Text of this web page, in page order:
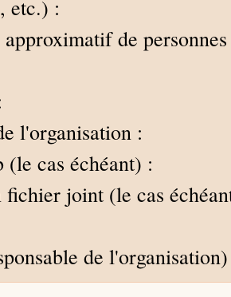
etc.) :
de
l'organisation :
(le cas échéant) :
fichier joint (le cas
de